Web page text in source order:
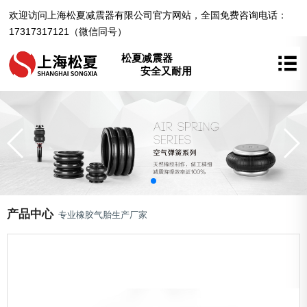
欢迎访问上海松夏减震器有限公司官方网站，全国免费咨询电话：
17317317121（微信同号）
松夏减震器
安全又耐用
产品中心 专业橡胶气胎生产厂家